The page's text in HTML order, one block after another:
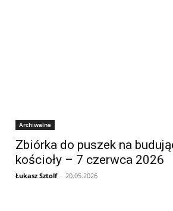
Archiwalne
Zbiórka do puszek na
kościoły – 7 czerwca 2026
Łukasz Sztolf - 20.05.2026